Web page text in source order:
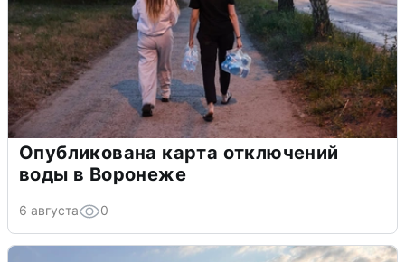
Опубликована карта отключений
воды в Воронеже
6 августа 0